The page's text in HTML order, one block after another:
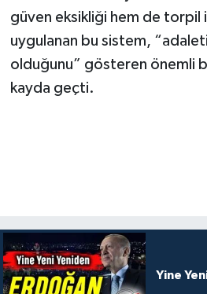
güven eksikliği hem de torpil
uygulanan bu sistem,
olduğunu” gösteren önemli
kayda geçti.
Yine